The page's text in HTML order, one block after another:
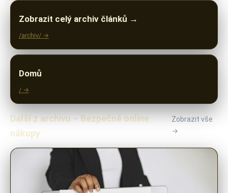
Zobrazit celý archiv článků →
/archiv/ →
Domů
/ →
Další z archivu – Bezpečné online
nákupy
Zobrazit vše
→